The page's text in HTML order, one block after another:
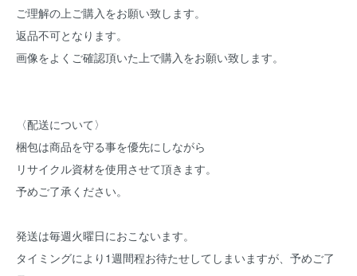
ご理解の上ご購入をお願い致します。
返品不可となります。
画像をよくご確認頂いた上で購入をお願い致します。
〈配送について〉
梱包は商品を守る事を優先にしながら
リサイクル資材を使用させて頂きます。
予めご了承ください。
発送は毎週火曜日におこないます。
タイミングにより1週間程お待たせしてしまいますが、予めご了